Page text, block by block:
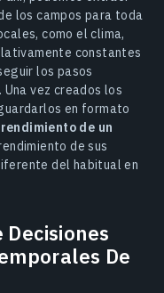
los campos para toda
como el clima,
constantes
los pasos
vez creados los
en formato
de un
de sus
del habitual en
Decisiones
De